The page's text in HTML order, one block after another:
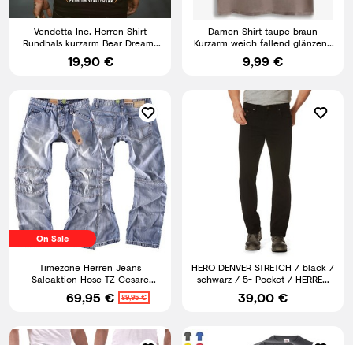
Vendetta Inc. Herren Shirt
Rundhals kurzarm Bear Dreams
schwarz VD-1427 Print
19,90 €
Damen Shirt taupe braun
Kurzarm weich fallend glänzend
schön Gr 36 - 54 neu 5125
9,99 €
On Sale
Timezone Herren Jeans
Saleaktion Hose TZ Cesare
3630 hellblau Neu Größe
wählbar
69,95 € 89,95 €
HERO DENVER STRETCH / black /
schwarz / 5- Pocket / HERREN
JEANS HOSE
39,00 €